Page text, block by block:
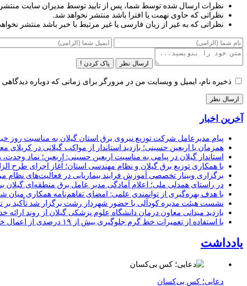
نظرات ارسال شده توسط شما، پس از تایید توسط مدیران سایت
نظراتی که حاوی تهمت یا افترا باشد منتشر نخواهد شد.
نظراتی که به غیر از زبان فارسی یا غیر مرتبط با خبر باشد منتشر
ارسال نظر پاک کردن !
ذخیره نام، ایمیل و وبسایت من در مرورگر برای زمانی که دوباره
آخرین اخبار
پیام مدیرعامل شركت توزیع نیروی برق استان گیلان به مناسبت روز
همزمان با اربعین حسینی؛ بازدید استاندار از مواکب گیلانی در کربلای
استاندار گیلان در پیامی به مناسبت اربعین حسینی: اربعین؛ نماد
با همکاری توزیع برق گیلان و نظام مهندسی استان؛ آغاز اجرای طرح
برگزاری وبینار تخصصی آموزش فرایند بیماریابی در فعالیت‌های نظام
در راستای همدلی ملی؛ اعلام آمادگی مدیر عامل برق منطقه‌ای گیلان
با هدف بهره‌گیری از توانمندی علمی: امضای تفاهم‌نامه همكاری میان
نشست هیئت مدیره کودآلی با حضور شهردار رشت برگزار شد تأکید بر
بازدید میدانی معاون درمان دانشگاه علوم پزشکی گیلان از روند
با استفاده از تعمیرات خط گرم جلوگیری بیش از ۱۹ درصدی از اعمال خاموشی برای مشتركان
یادداشت
دعایی؛ کس بی‌کسان